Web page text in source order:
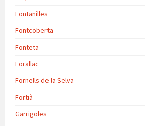
Fontanilles
Fontcoberta
Fonteta
Forallac
Fornells de la Selva
Fortià
Garrigoles